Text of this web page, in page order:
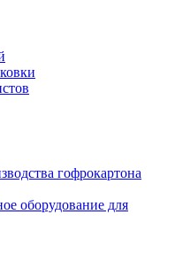
гофрокартона
оборудование для